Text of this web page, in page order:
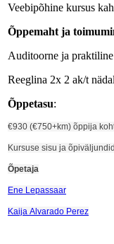
Veebipõhine kursus
Õppemaht ja
Auditoorne ja
Reeglina 2x 2 ak/t
Õppetasu:
€930 (€750+km) õppija
Kursuse sisu ja
Õpetaja
Ene Lepassaar
Kaija Alvarado Perez